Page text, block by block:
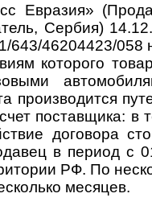
Евразия»
Сер­бия)
643/46204423/058
кото­рого
постав­щика: в
дого­вора
в период с
РФ. По
месяцев.